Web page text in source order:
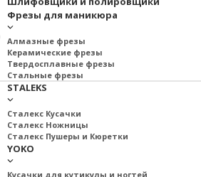
Фрезы для маникюра
Алмазные фрезы
Керамические фрезы
Твердосплавные фрезы
Стальные фрезы
STALEKS
Сталекс Кусачки
Сталекс Ножницы
Сталекс Пушеры и Кюретки
YOKO
Кусачки для кутикулы и ногтей